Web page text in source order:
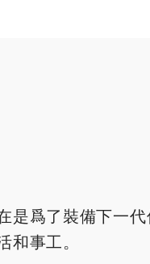
是爲了裝備下一
和事工。